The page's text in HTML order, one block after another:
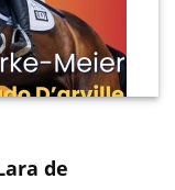
de